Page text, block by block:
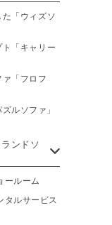
た「ウィズソ
ト「キャリー
「フロフ
ルソファ」
ンドソ
ールーム
タルサービス